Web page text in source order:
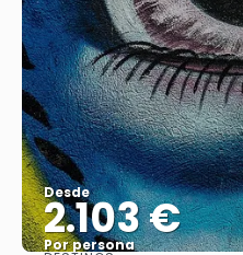
Desde
2.103 €
Por persona